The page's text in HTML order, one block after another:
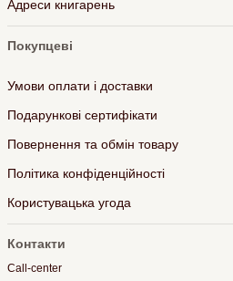
Адреси книгарень
Покупцеві
Умови оплати і доставки
Подарункові сертифікати
Повернення та обмін товару
Політика конфіденційності
Користувацька угода
Контакти
Call-center